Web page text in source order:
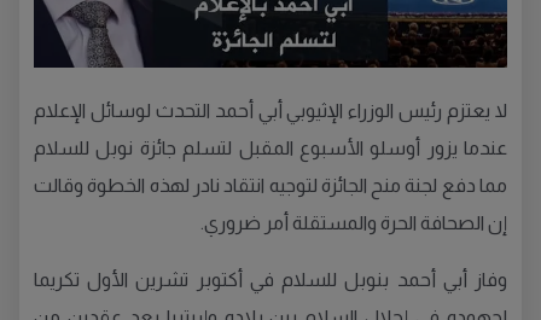
لا يعتزم رئيس الوزراء الإثيوبي أبي أحمد التحدث لوسائل الإعلام
عندما يزور أوسلو الأسبوع المقبل لتسلم جائزة نوبل للسلام
مما دفع لجنة منح الجائزة لتوجيه انتقاد نادر لهذه الخطوة وقالت
إن الصحافة الحرة والمستقلة أمر ضروري.
وفاز أبي أحمد بنوبل للسلام في أكتوبر تشرين الأول تكريما